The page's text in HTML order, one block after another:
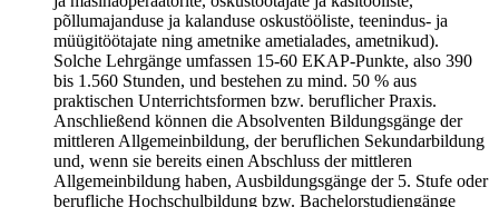
põllumajanduse ja kalanduse oskustööliste, teenindus- ja
müügitöötajate ning ametnike ametialades, ametnikud).
Solche Lehrgänge umfassen 15-60 EKAP-Punkte, also 390
bis 1.560 Stunden, und bestehen zu mind. 50 % aus
praktischen Unterrichtsformen bzw. beruflicher Praxis.
Anschließend können die Absolventen Bildungsgänge der
mittleren Allgemeinbildung, der beruflichen Sekundarbildung
und, wenn sie bereits einen Abschluss der mittleren
Allgemeinbildung haben, Ausbildungsgänge der 5. Stufe oder
berufliche Hochschulbildung bzw. Bachelorstudiengänge